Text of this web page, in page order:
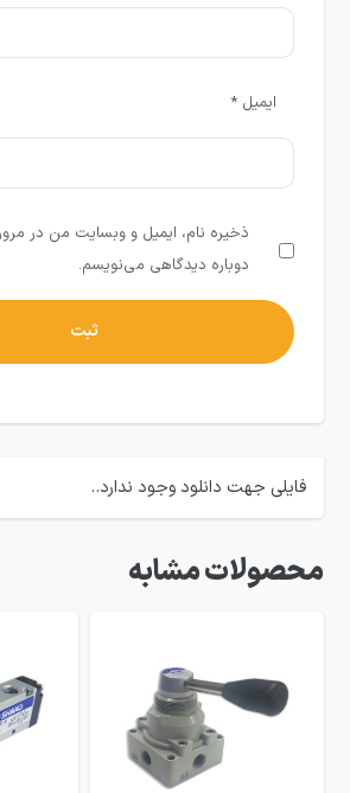
ایمیل*
ذخیره نام، ایمیل و وبسایت من در
دوباره دیدگاهی می‌نویسم.
فایلی جهت دانلود وجود ندارد..
محصولات مشابه